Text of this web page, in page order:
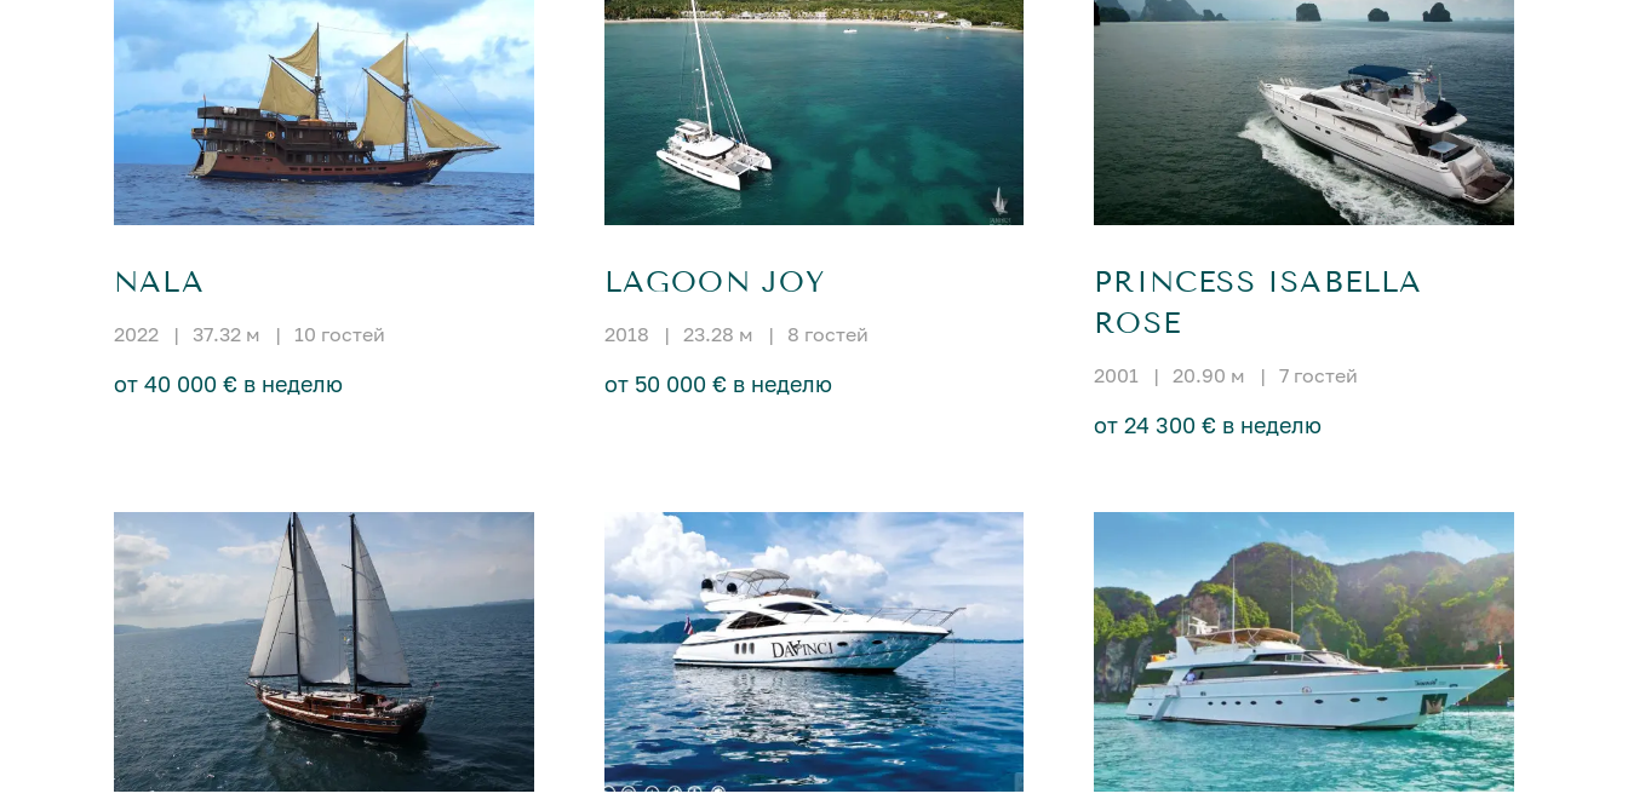
NALA
2022 | 37.32 м | 10 гостей
от 40 000 € в неделю
LAGOON JOY
2018 | 23.28 м | 8 гостей
от 50 000 € в неделю
PRINCESS ISABELLA
ROSE
2001 | 20.90 м | 7 гостей
от 24 300 € в неделю